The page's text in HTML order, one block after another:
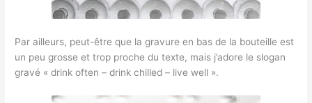
Par ailleurs, peut-être que la gravure en bas de la bouteille est
un peu grosse et trop proche du texte, mais j’adore le slogan
gravé « drink often – drink chilled – live well ».